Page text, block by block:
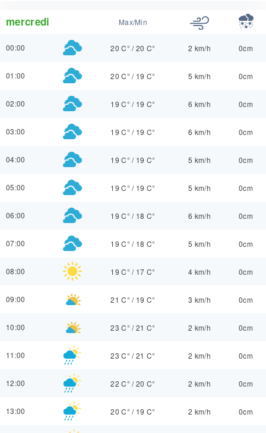
mercredi Max/Min
00:00 20 C° /20 C° 2 km/h 0cm
01:00 20 C° / 19 C° 5 km/h 0cm
02:00 19 C° / 19 C° 6 km/h 0cm
03:00 19 C° / 19 C° 6 km/h 0cm
04:00 19 C° / 19 C° 5 km/h 0cm
05:00 19 C° / 19 C° 5 km/h 0cm
06:00 19 C° / 18 C° 6 km/h 0cm
07:00 19 C° / 18 C° 5 km/h 0cm
08:00 19 C° / 17 C° 4 km/h 0cm
09:00 21 C° / 19 C° 3 km/h 0cm
10:00 23 C° /21 C° 2 km/h 0cm
11:00 23 C° /21 C° 2 km/h 0cm
12:00 22 C° /20 C° 2 km/h 0cm
13:00 20 C° / 19 C° 2 km/h 0cm